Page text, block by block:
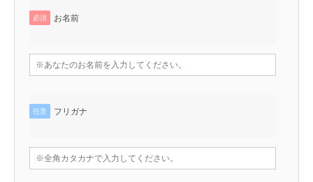
必須 お名前
任意 フリガナ